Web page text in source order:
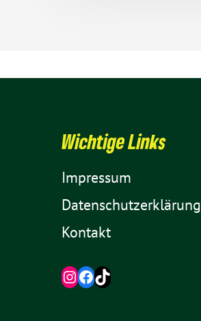
Wich­tige Links
Impressum
Daten­schutz­er­klä­rung
Kontakt
Instagram
Facebook
TikTok